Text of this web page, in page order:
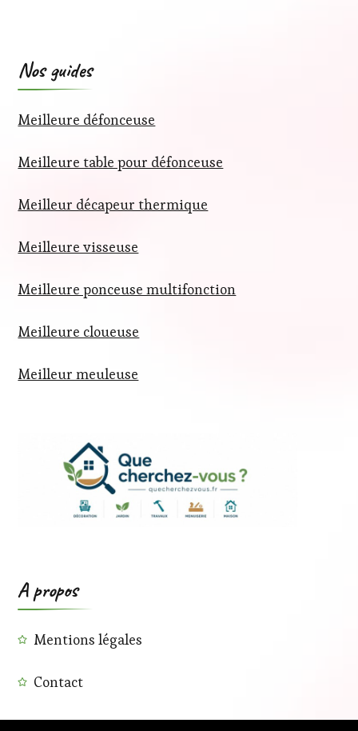
Nos guides
Meilleure défonceuse
Meilleure table pour défonceuse
Meilleur décapeur thermique
Meilleure visseuse
Meilleure ponceuse multifonction
Meilleure cloueuse
Meilleur meuleuse
A propos
Mentions légales
Contact